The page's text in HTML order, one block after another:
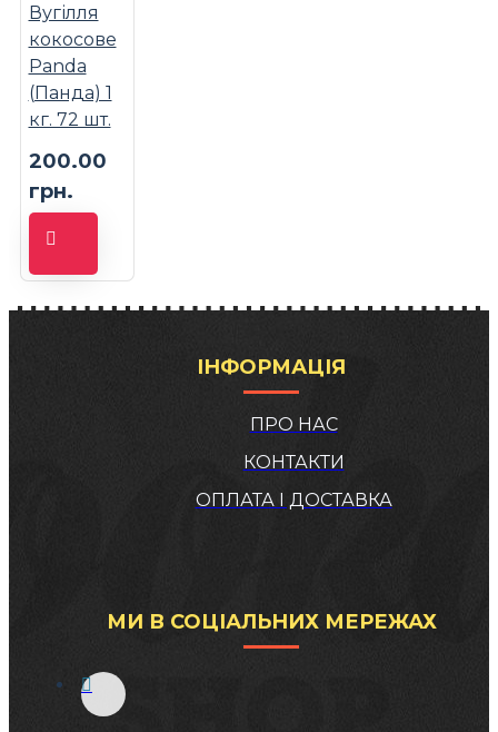
Вугілля
кокосове
Panda
(Панда) 1
кг. 72 шт.
200.00
грн.
ІНФОРМАЦІЯ
ПРО НАС
КОНТАКТИ
ОПЛАТА І ДОСТАВКА
МИ В СОЦІАЛЬНИХ МЕРЕЖАХ